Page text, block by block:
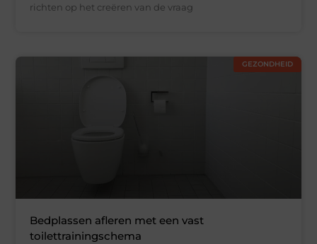
richten op het creëren van de vraag
GEZONDHEID
Bedplassen afleren met een vast
toilettrainingschema